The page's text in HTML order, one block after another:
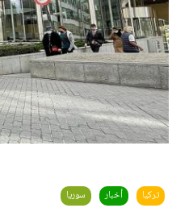
تركيا أخبار سوريا